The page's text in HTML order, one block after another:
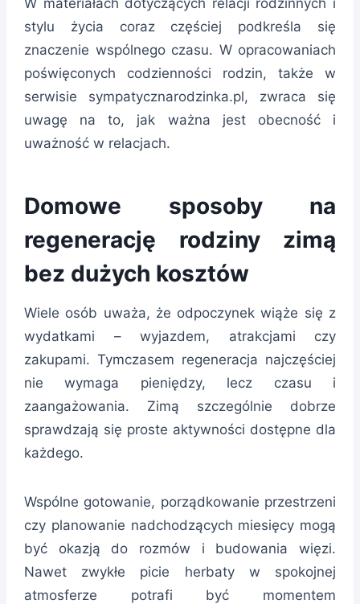
stylu życia coraz częściej podkreśla się
znaczenie wspólnego czasu. W opracowaniach
poświęconych codzienności rodzin, także w
serwisie sympatycznarodzinka.pl, zwraca się
uwagę na to, jak ważna jest obecność i
uważność w relacjach.
Domowe sposoby na
regenerację rodziny zimą
bez dużych kosztów
Wiele osób uważa, że odpoczynek wiąże się z
wydatkami – wyjazdem, atrakcjami czy
zakupami. Tymczasem regeneracja najczęściej
nie wymaga pieniędzy, lecz czasu i
zaangażowania. Zimą szczególnie dobrze
sprawdzają się proste aktywności dostępne dla
każdego.
Wspólne gotowanie, porządkowanie przestrzeni
czy planowanie nadchodzących miesięcy mogą
być okazją do rozmów i budowania więzi.
Nawet zwykłe picie herbaty w spokojnej
atmosferze potrafi być momentem